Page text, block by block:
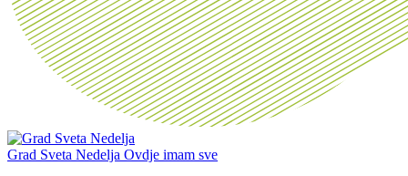
Grad Sveta Nedelja Ovdje imam sve